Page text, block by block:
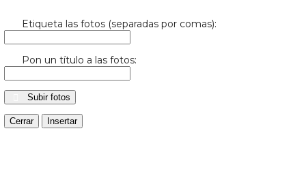
Etiqueta las fotos (separadas por comas):
Pon un título a las fotos:
Subir fotos
Cerrar Insertar